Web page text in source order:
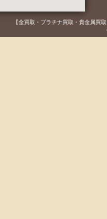
【金買取・プラチナ買取・貴金属買
Copyright(c) 2013